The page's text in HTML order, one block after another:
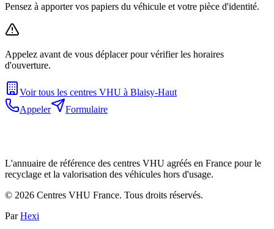
Pensez à apporter vos papiers du véhicule et votre pièce d'identité.
Appelez avant de vous déplacer pour vérifier les horaires
d'ouverture.
Voir tous les centres VHU à Blaisy-Haut
Appeler
Formulaire
L'annuaire de référence des centres VHU agréés en France pour le
recyclage et la valorisation des véhicules hors d'usage.
© 2026 Centres VHU France. Tous droits réservés.
Par Hexi